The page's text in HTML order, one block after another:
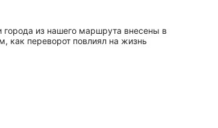
из нашего маршрута внесены в
переворот повлиял на жизнь